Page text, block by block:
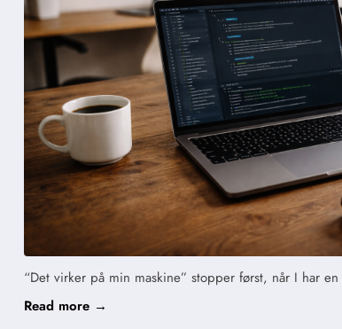
“Det virker på min maskine” stopper først, når I har
Read more →